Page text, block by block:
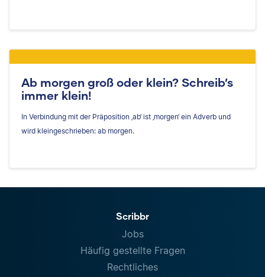
Ab morgen groß oder klein? Schreib’s
immer klein!
In Verbindung mit der Präposition ‚ab‘ ist ‚morgen‘ ein Adverb und
wird kleingeschrieben: ab morgen.
Scribbr
Jobs
Häufig gestellte Fragen
Rechtliches